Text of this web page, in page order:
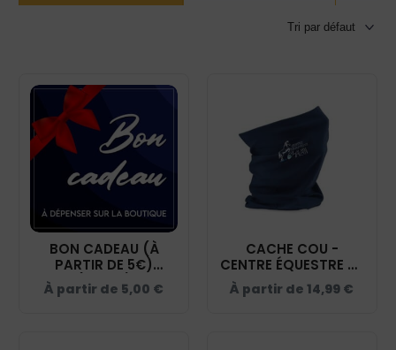
BON CADEAU (À
PARTIR DE 5€)
(COPIE)
À partir de 5,00 €
CACHE COU -
CENTRE ÉQUESTRE DE
CHALAIN - NAVY -
BF900
À partir de 14,99 €